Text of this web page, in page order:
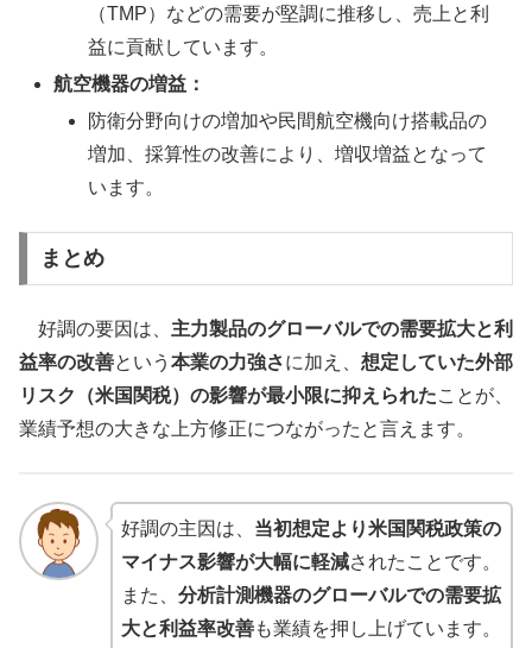
（TMP）などの需要が堅調に推移し、売上と利
益に貢献しています。
航空機器の増益：
防衛分野向けの増加や民間航空機向け搭載品の
増加、採算性の改善により、増収増益となって
います。
まとめ
好調の要因は、 主力製品のグローバルでの需要拡大と利
益率の改善という 本業の力強さに加え、 想定していた外部
リスク（米国関税）の影響が最小限に抑えられたことが、
業績予想の大きな上方修正につながったと言えます。
好調の主因は、 当初想定より米国関税政策の
マイナス影響が大幅に軽減されたことです。
また、 分析計測機器のグローバルでの需要拡
大と利益率改善も業績を押し上げています。